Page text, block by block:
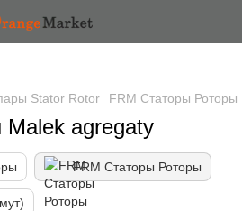
Stator Rotor FRM Статоры Роторы
agregaty
FRM Статоры Роторы